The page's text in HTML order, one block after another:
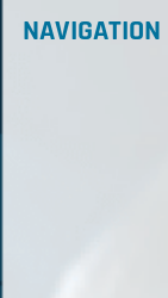
NAVIGATION